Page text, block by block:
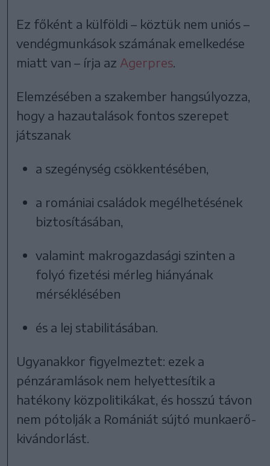
Ez főként a külföldi – köztük nem uniós –
vendégmunkások számának emelkedése
miatt van – írja az Agerpres.
Elemzésében a szakember hangsúlyozza,
hogy a hazautalások fontos szerepet
játszanak
a szegénység csökkentésében,
a romániai családok megélhetésének
biztosításában,
valamint makrogazdasági szinten a
folyó fizetési mérleg hiányának
mérséklésében
és a lej stabilitásában.
Ugyanakkor figyelmeztet: ezek a
pénzáramlások nem helyettesítik a
hatékony közpolitikákat, és hosszú távon
nem pótolják a Romániát sújtó munkaerő-
kivándorlást.